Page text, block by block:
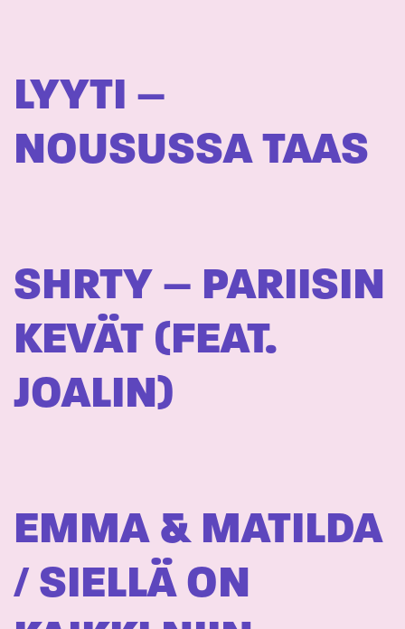
LYYTI –
NOUSUSSA TAAS
SHRTY – PARIISIN
KEVÄT (FEAT.
JOALIN)
EMMA & MATILDA
/ SIELLÄ ON